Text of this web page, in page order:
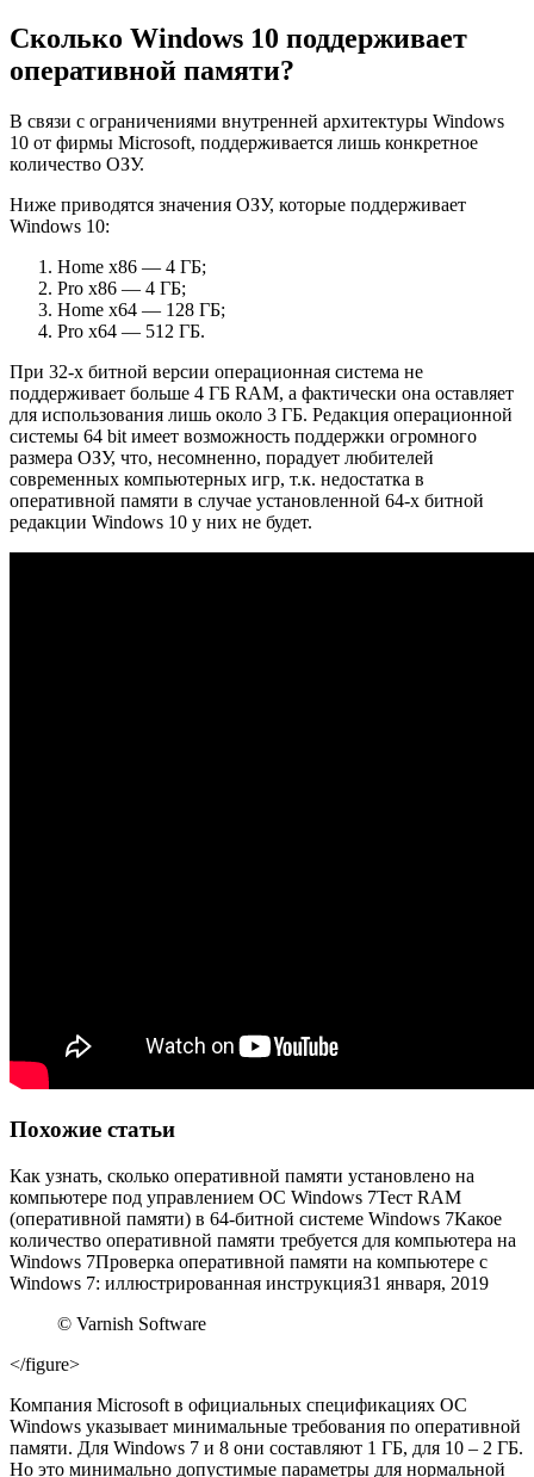
Сколько Windows 10 поддерживает
оперативной памяти?
В связи с ограничениями внутренней архитектуры Windows
10 от фирмы Microsoft, поддерживается лишь конкретное
количество ОЗУ.
Ниже приводятся значения ОЗУ, которые поддерживает
Windows 10:
Home x86 — 4 ГБ;
Pro x86 — 4 ГБ;
Home x64 — 128 ГБ;
Pro x64 — 512 ГБ.
При 32-х битной версии операционная система не
поддерживает больше 4 ГБ RAM, а фактически она оставляет
для использования лишь около 3 ГБ. Редакция операционной
системы 64 bit имеет возможность поддержки огромного
размера ОЗУ, что, несомненно, порадует любителей
современных компьютерных игр, т.к. недостатка в
оперативной памяти в случае установленной 64-х битной
редакции Windows 10 у них не будет.
Похожие статьи
Как узнать, сколько оперативной памяти установлено на
компьютере под управлением ОС Windows 7Тест RAM
(оперативной памяти) в 64-битной системе Windows 7Какое
количество оперативной памяти требуется для компьютера на
Windows 7Проверка оперативной памяти на компьютере с
Windows 7: иллюстрированная инструкция31 января, 2019
© Varnish Software
</figure>
Компания Microsoft в официальных спецификациях ОС
Windows указывает минимальные требования по оперативной
памяти. Для Windows 7 и 8 они составляют 1 ГБ, для 10 – 2 ГБ.
Но это минимально допустимые параметры для нормальной